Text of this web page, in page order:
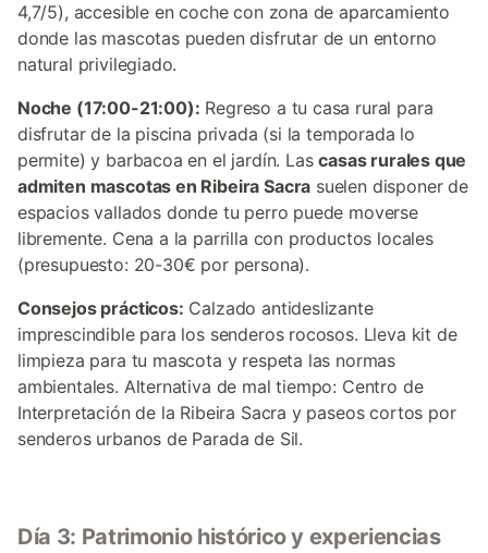
4,7/5), accesible en coche con zona de aparcamiento
donde las mascotas pueden disfrutar de un entorno
natural privilegiado.
Noche (17:00-21:00): Regreso a tu casa rural para
disfrutar de la piscina privada (si la temporada lo
permite) y barbacoa en el jardín. Lascasas rurales que
admiten mascotas en Ribeira Sacra suelen disponer de
espacios vallados donde tu perro puede moverse
libremente. Cena a la parrilla con productos locales
(presupuesto: 20-30€ por persona).
Consejos prácticos: Calzado antideslizante
imprescindible para los senderos rocosos. Lleva kit de
limpieza para tu mascota y respeta las normas
ambientales. Alternativa de mal tiempo: Centro de
Interpretación de la Ribeira Sacra y paseos cortos por
senderos urbanos de Parada de Sil.
Día 3: Patrimonio histórico y experiencias